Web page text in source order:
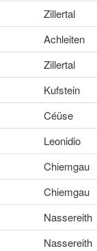
Zillertal
Achleiten
Zillertal
Kufstein
Céüse
Leonidio
Chiemgau
Chiemgau
Nassereith
Nassereith